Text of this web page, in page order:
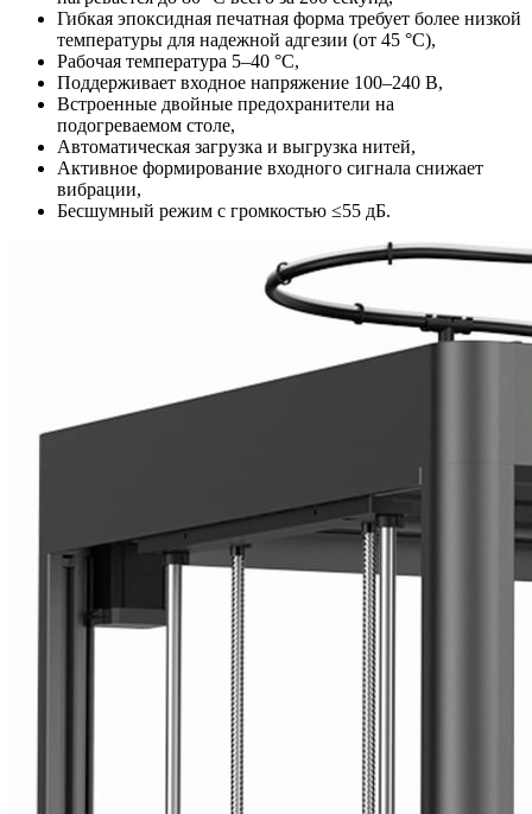
Гибкая эпоксидная печатная форма требует более низкой
температуры для надежной адгезии (от 45 °C),
Рабочая температура 5–40 °C,
Поддерживает входное напряжение 100–240 В,
Встроенные двойные предохранители на
подогреваемом столе,
Автоматическая загрузка и выгрузка нитей,
Активное формирование входного сигнала снижает
вибрации,
Бесшумный режим с громкостью ≤55 дБ.